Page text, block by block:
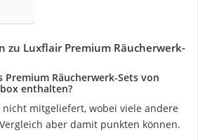
zu Luxflair Premium Räucherwerk-
Räucherwerk-Sets von
enthalten?
mitgeliefert, wobei viele andere
aber damit punkten können.